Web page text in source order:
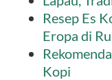
Resep Es
Eropa di
Kopi